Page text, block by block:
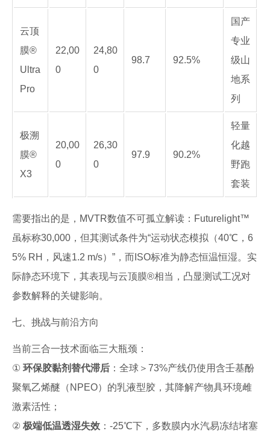
云顶
膜®
Ultra
Pro
22,00
0
24,80
0
98.7 92.5%
国产
专业
级山
地系
列
极溯
膜®
X3
20,00
0
26,30
0
97.9 90.2%
轻量
化越
野跑
套装
需要指出的是，MVTR数值不可孤立解读：Futurelight™
虽标称30,000，但其测试条件为“运动状态模拟（40℃，6
5% RH，风速1.2 m/s）”，而ISO标准为静态恒温恒湿。实
际静态环境下，其表现与云顶膜®相当，凸显测试工况对
参数解释的关键影响。
七、挑战与前沿方向
当前三合一技术面临三大瓶颈：
① 环保胶黏剂替代滞后 ：全球＞73%产线仍使用含壬基酚
聚氧乙烯醚（NPEO）的乳液型胶，其降解产物具环境雌
激素活性；
② 极端低温透湿失效 ：-25℃下，多数膜内水汽易冻结堵塞